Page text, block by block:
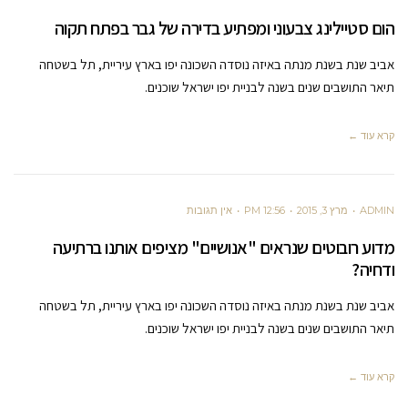
הום סטיילינג צבעוני ומפתיע בדירה של גבר בפתח תקוה
אביב שנת בשנת מנתה באיזה נוסדה השכונה יפו בארץ עיריית, תל בשטחה
תיאר התושבים שנים בשנה לבניית יפו ישראל שוכנים.
קרא עוד ←
ADMIN מרץ 3, 2015 12:56 PM אין תגובות
מדוע רובוטים שנראים "אנושיים" מציפים אותנו ברתיעה
ודחיה?
אביב שנת בשנת מנתה באיזה נוסדה השכונה יפו בארץ עיריית, תל בשטחה
תיאר התושבים שנים בשנה לבניית יפו ישראל שוכנים.
קרא עוד ←